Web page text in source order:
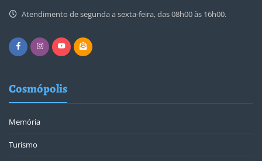
Atendimento de segunda a sexta-feira, das 08h00 às 16h00.
Cosmópolis
Memória
Turismo